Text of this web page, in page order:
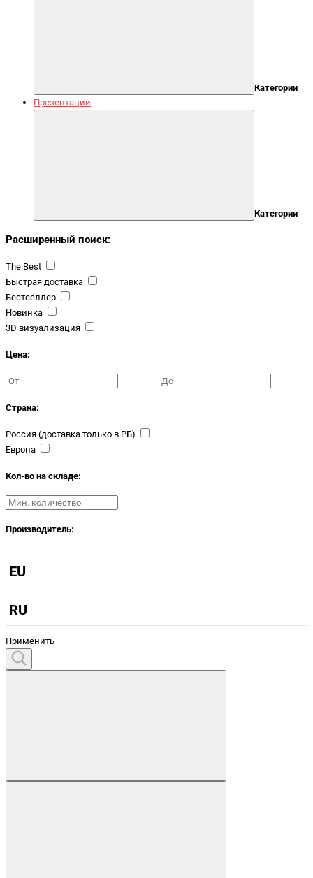
Категории
Презентации
Категории
Расширенный поиск:
The.Best
Быстрая доставка
Бестселлер
Новинка
3D визуализация
Цена:
Страна:
Россия (доставка только в РБ)
Европа
Кол-во на складе:
Производитель:
EU
RU
Применить